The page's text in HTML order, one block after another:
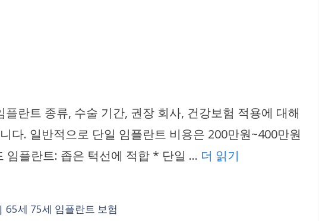
란트 종류, 수술 기간, 권장 회사, 건강보험 적용에 대해
다. 일반적으로 단일 임플란트 비용은 200만원~400만원
임플란트: 좁은 턱선에 적합 * 단일 … 더 읽기
세 75세 임플란트 보험